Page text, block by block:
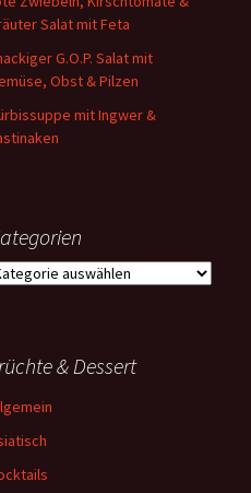
Salat mit Feta
G.O.P. Salat mit
Obst & Pilzen
mit Ingwer &
& Dessert